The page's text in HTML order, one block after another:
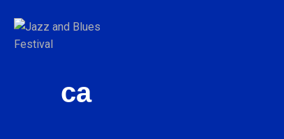
ca